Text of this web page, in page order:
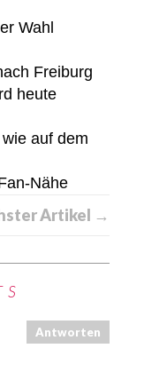
Wahl
Freiburg
heute
auf dem
Nähe
Artikel →
Antworten